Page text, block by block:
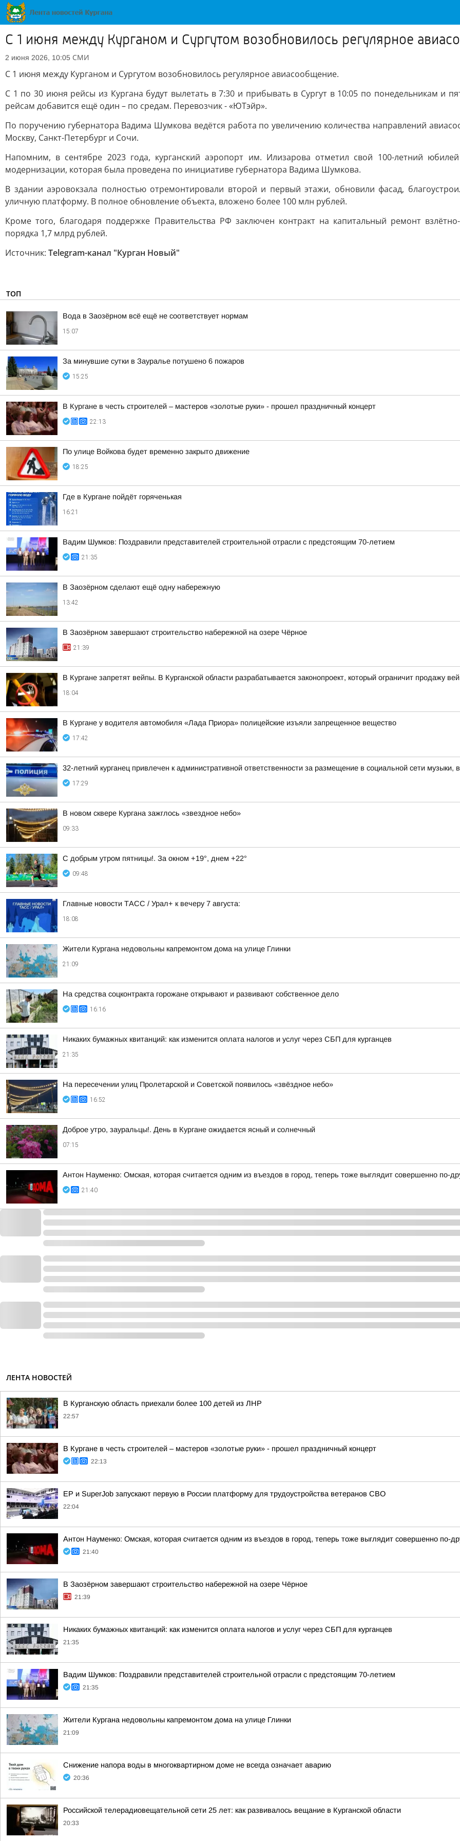
С 1 июня между Курганом и Сургутом возобновилось регулярное
2 июня 2026, 10:05 СМИ
С 1 июня между Курганом и Сургутом возобновилось регулярное авиасообщение.
С 1 по 30 июня рейсы из Кургана будут вылетать в 7:30 и прибывать в Сургут в 10:05 по понедельникам и
рейсам добавится ещё один – по средам. Перевозчик - «ЮТэйр».
По поручению губернатора Вадима Шумкова ведётся работа по увеличению количества направлений
Москву, Санкт-Петербург и Сочи.
Напомним, в сентябре 2023 года, курганский аэропорт им. Илизарова отметил свой 100-летний
модернизации, которая была проведена по инициативе губернатора Вадима Шумкова.
В здании аэровокзала полностью отремонтировали второй и первый этажи, обновили фасад,
уличную платформу. В полное обновление объекта, вложено более 100 млн рублей.
Кроме того, благодаря поддержке Правительства РФ заключен контракт на капитальный ремонт
порядка 1,7 млрд рублей.
Источник: Telegram-канал "Курган Новый"
ТОП
Вода в Заозёрном всё ещё не соответствует нормам
15:07
За минувшие сутки в Зауралье потушено 6 пожаров
15:25
В Кургане в честь строителей – мастеров «золотые руки» - прошел праздничный концерт
22:13
По улице Войкова будет временно закрыто движение
18:25
Где в Кургане пойдёт горяченькая
16:21
Вадим Шумков: Поздравили представителей строительной отрасли с предстоящим 70-летием
21:35
В Заозёрном сделают ещё одну набережную
13:42
В Заозёрном завершают строительство набережной на озере Чёрное
21:39
В Кургане запретят вейпы. В Курганской области разрабатывается законопроект, который ограничит продажу
18:04
В Кургане у водителя автомобиля «Лада Приора» полицейские изъяли запрещенное вещество
17:42
32-летний курганец привлечен к административной ответственности за размещение в социальной сети
17:29
В новом сквере Кургана зажглось «звездное небо»
09:33
С добрым утром пятницы!. За окном +19°, днем +22°
09:48
Главные новости ТАСС / Урал+ к вечеру 7 августа:
18:08
Жители Кургана недовольны капремонтом дома на улице Глинки
21:09
На средства соцконтракта горожане открывают и развивают собственное дело
16:16
Никаких бумажных квитанций: как изменится оплата налогов и услуг через СБП для курганцев
21:35
На пересечении улиц Пролетарской и Советской появилось «звёздное небо»
16:52
Доброе утро, зауральцы!. День в Кургане ожидается ясный и солнечный
07:15
Антон Науменко: Омская, которая считается одним из въездов в город, теперь тоже выглядит совершенно по-
21:40
ЛЕНТА НОВОСТЕЙ
В Курганскую область приехали более 100 детей из ЛНР
22:57
В Кургане в честь строителей – мастеров «золотые руки» - прошел праздничный концерт
22:13
ЕР и SuperJob запускают первую в России платформу для трудоустройства ветеранов СВО
22:04
Антон Науменко: Омская, которая считается одним из въездов в город, теперь тоже выглядит совершенно по-
21:40
В Заозёрном завершают строительство набережной на озере Чёрное
21:39
Никаких бумажных квитанций: как изменится оплата налогов и услуг через СБП для курганцев
21:35
Вадим Шумков: Поздравили представителей строительной отрасли с предстоящим 70-летием
21:35
Жители Кургана недовольны капремонтом дома на улице Глинки
21:09
Снижение напора воды в многоквартирном доме не всегда означает аварию
20:36
Российской телерадиовещательной сети 25 лет: как развивалось вещание в Курганской области
20:33